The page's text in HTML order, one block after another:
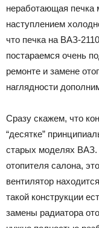
неработающая печка
наступлением
что печка на ВАЗ-
постараемся очень
ремонте и замене
наглядности
Сразу скажем, что
“десятке”
старых моделях ВАЗ.
отопителя салона,
вентилятор
такой конструкции
замены радиатора